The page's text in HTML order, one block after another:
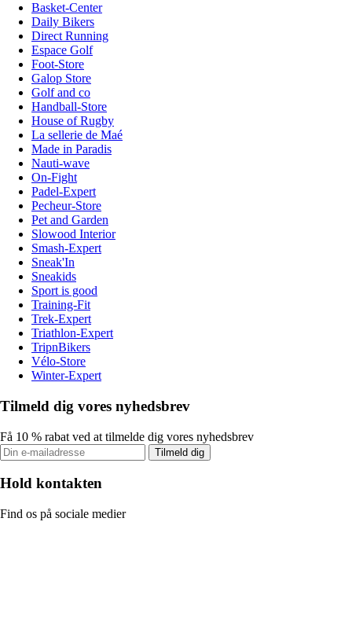
Basket-Center
Daily Bikers
Direct Running
Espace Golf
Foot-Store
Galop Store
Golf and co
Handball-Store
House of Rugby
La sellerie de Maé
Made in Paradis
Nauti-wave
On-Fight
Padel-Expert
Pecheur-Store
Pet and Garden
Slowood Interior
Smash-Expert
Sneak'In
Sneakids
Sport is good
Training-Fit
Trek-Expert
Triathlon-Expert
TripnBikers
Vélo-Store
Winter-Expert
Tilmeld dig vores nyhedsbrev
Få 10 % rabat ved at tilmelde dig vores nyhedsbrev
Tilmeld dig
Hold kontakten
Find os på sociale medier